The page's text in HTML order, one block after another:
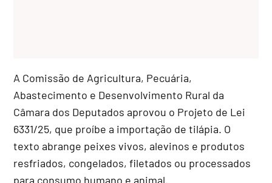
A Comissão de Agricultura, Pecuária,
Abastecimento e Desenvolvimento Rural da
Câmara dos Deputados aprovou o Projeto de Lei
6331/25, que proíbe a importação de tilápia. O
texto abrange peixes vivos, alevinos e produtos
resfriados, congelados, filetados ou processados
para consumo humano e animal.